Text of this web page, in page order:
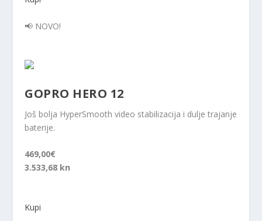
📢 NOVO!
GOPRO HERO 12
Još bolja HyperSmooth video stabilizacija i dulje trajanje
baterije.
469,00€
3.533,68 kn
Kupi